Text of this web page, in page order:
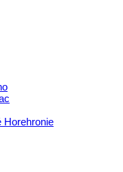
Horehronie